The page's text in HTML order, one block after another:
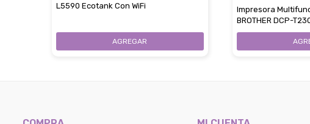
L5590 Ecotank Con WiFi
Impresora
BROTHER DCP-